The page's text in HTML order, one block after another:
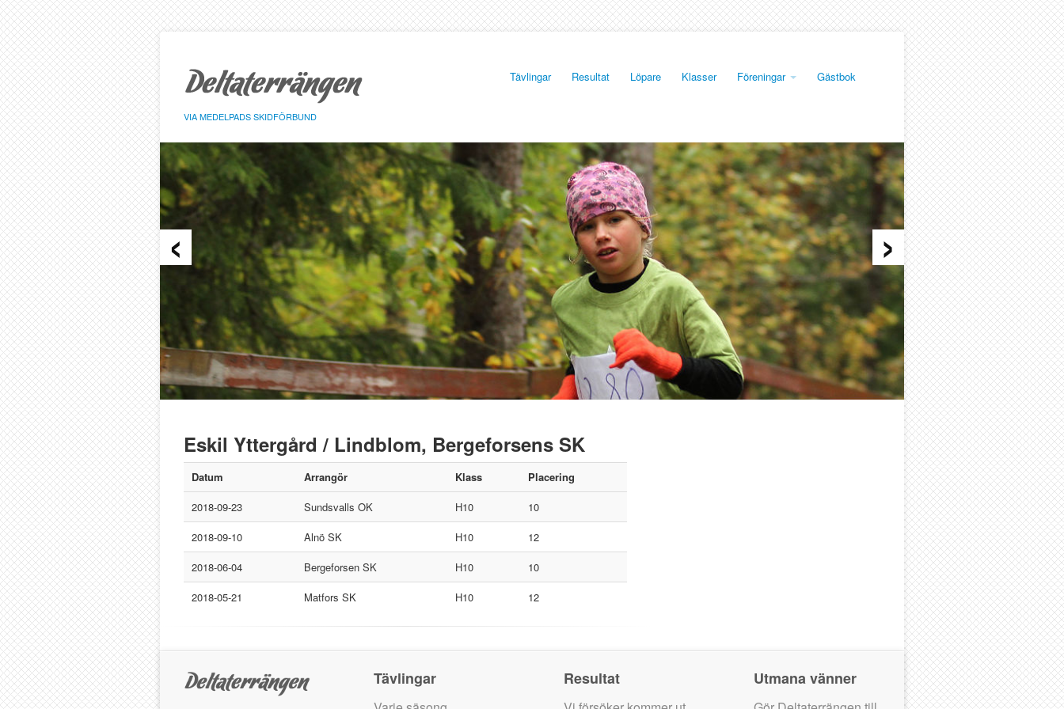
till
VIA MEDELPADS SKIDFÖRBUND
Tävlingar Resultat Löpare Klasser Föreningar Gästbok
‹ ›
Eskil Yttergård / Lindblom, Bergeforsens SK
Datum Arrangör Klass
Placering
2018-09-23
Sundsvalls OK H10
10
2018-09-10
Alnö SK H10
12
2018-06-04
Bergeforsen SK H10
10
2018-05-21
Matfors SK H10 12
Tävlingar Resultat Utmana vänner